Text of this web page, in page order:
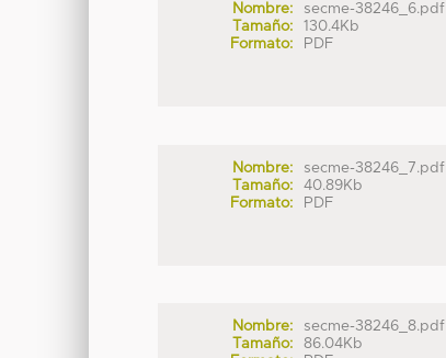
Nombre:
secme-38246_6.pdf
Tamaño:
130.4Kb
Formato:
PDF
Nombre:
secme-38246_7.pdf
Tamaño:
40.89Kb
Formato:
PDF
Nombre:
secme-38246_8.pdf
Tamaño:
86.04Kb